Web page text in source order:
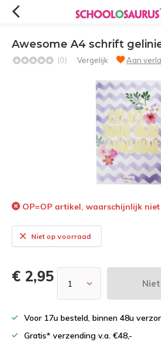
Awesome A4 schrift
(0) Vergelijk Aan
OP=OP artikel, waarschijnlijk
Niet op voorraad
€ 2,95
Voor 17u besteld, binnen 48u
Gratis* verzending v.a. €48,-